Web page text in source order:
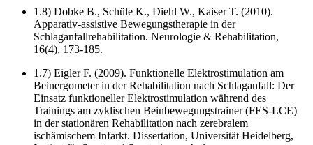
1.8) Dobke B., Schüle K., Diehl W., Kaiser T. (2010).
Apparativ-assistive Bewegungstherapie in der
Schlaganfallrehabilitation. Neurologie & Rehabilitation,
16(4), 173-185.
1.7) Eigler F. (2009). Funktionelle Elektrostimulation am
Beinergometer in der Rehabilitation nach Schlaganfall: Der
Einsatz funktioneller Elektrostimulation während des
Trainings am zyklischen Beinbewegungstrainer (FES-LCE)
in der stationären Rehabilitation nach zerebralem
ischämischem Infarkt. Dissertation, Universität Heidelberg,